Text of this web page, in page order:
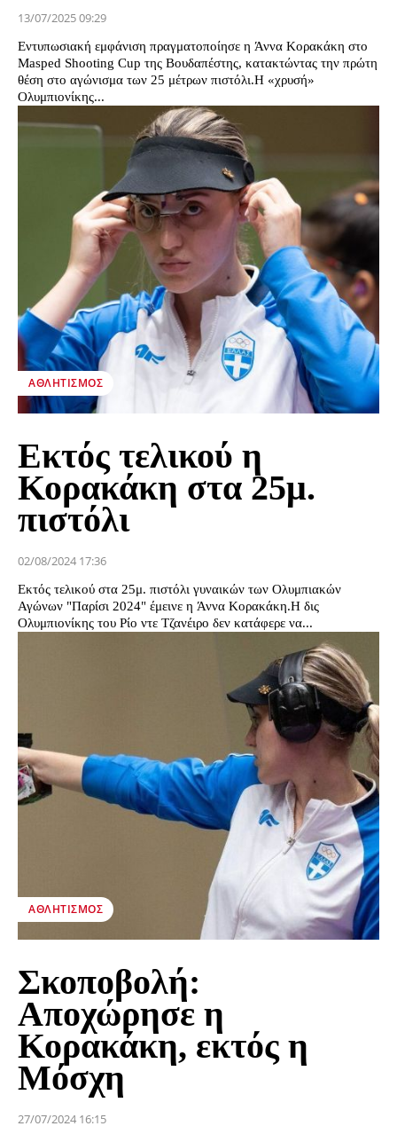
13/07/2025 09:29
Εντυπωσιακή εμφάνιση πραγματοποίησε η Άννα Κορακάκη στο
Masped Shooting Cup της Βουδαπέστης, κατακτώντας την πρώτη
θέση στο αγώνισμα των 25 μέτρων πιστόλι.Η «χρυσή»
Ολυμπιονίκης...
ΑΘΛΗΤΙΣΜΌΣ
Εκτός τελικού η
Κορακάκη στα 25μ.
πιστόλι
02/08/2024 17:36
Εκτός τελικού στα 25μ. πιστόλι γυναικών των Ολυμπιακών
Αγώνων "Παρίσι 2024" έμεινε η Άννα Κορακάκη.Η δις
Ολυμπιονίκης του Ρίο ντε Τζανέιρο δεν κατάφερε να...
ΑΘΛΗΤΙΣΜΌΣ
Σκοποβολή:
Αποχώρησε η
Κορακάκη, εκτός η
Μόσχη
27/07/2024 16:15